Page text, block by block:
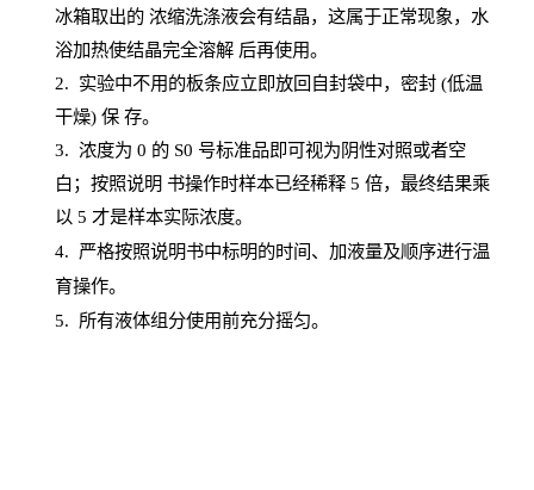
冰箱取出的 浓缩洗涤液会有结晶，这属于正常现象，水
浴加热使结晶完全溶解 后再使用。
2. 实验中不用的板条应立即放回自封袋中，密封(低温
干燥) 保 存。
3. 浓度为 0 的 S0 号标准品即可视为阴性对照或者空
白；按照说明 书操作时样本已经稀释5 倍，最终结果乘
以 5 才是样本实际浓度。
4. 严格按照说明书中标明的时间、加液量及顺序进行温
育操作。
5. 所有液体组分使用前充分摇匀。